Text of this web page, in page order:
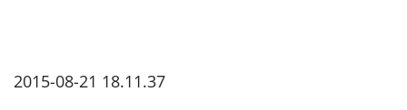
2015-08-21 18.11.37